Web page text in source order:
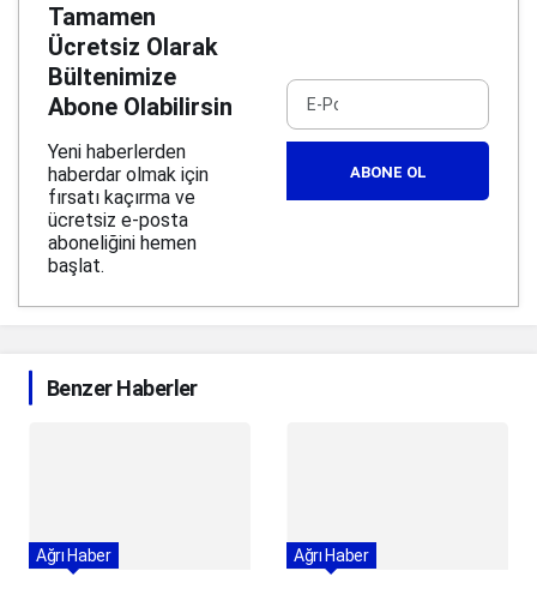
Tamamen
Ücretsiz Olarak
Bültenimize
Abone Olabilirsin
Yeni haberlerden
haberdar olmak için
fırsatı kaçırma ve
ücretsiz e-posta
aboneliğini hemen
başlat.
ABONE OL
Benzer Haberler
Ağrı Haber Ağrı Haber